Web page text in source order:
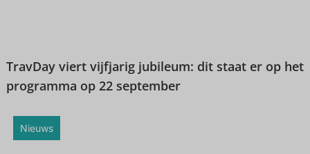
TravDay viert vijfjarig jubileum: dit staat er op het
programma op 22 september
Nieuws